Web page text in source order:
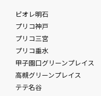
ピオレ明石
プリコ神戸
プリコ三宮
プリコ垂水
甲子園口グリーンプレイス
高槻グリーンプレイス
テテ名谷